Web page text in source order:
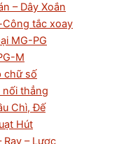
– Dây Xoắn
tắc xoay
MG-PG
M
chữ số
thẳng
Chì, Đế
Hút
Ray – Lược